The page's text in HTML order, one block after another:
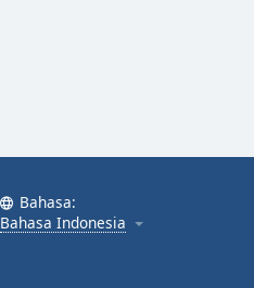
Bahasa:
Bahasa Indonesia